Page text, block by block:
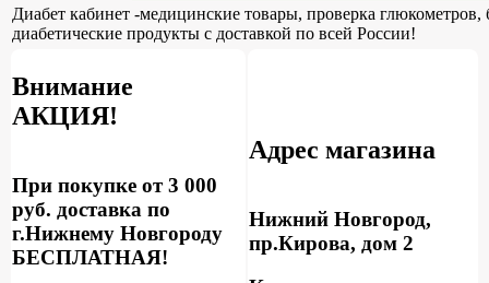
Диабет кабинет -медицинские товары, проверка глюкометров,
диабетические продукты с доставкой по всей России!
Внимание
АКЦИЯ!
При покупке от 3 000
руб. доставка по
г.Нижнему Новгороду
БЕСПЛАТНАЯ!
Адрес магазина
Нижний Новгород,
пр.Кирова, дом 2